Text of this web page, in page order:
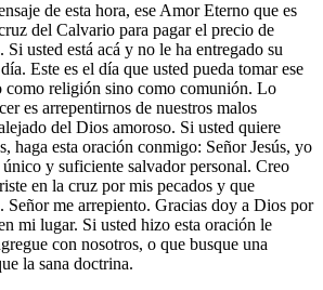
de esta hora, ese Amor Eterno que es
del Calvario para pagar el precio de
Si usted está acá y no le ha entregado su
Este es el día que usted pueda tomar ese
como religión sino como comunión. Lo
es arrepentirnos de nuestros malos
del Dios amoroso. Si usted quiere
haga esta oración conmigo: Señor Jesús, yo
y suficiente salvador personal. Creo
en la cruz por mis pecados y que
Señor me arrepiento. Gracias doy a Dios por
mi lugar. Si usted hizo esta oración le
con nosotros, o que busque una
la sana doctrina.